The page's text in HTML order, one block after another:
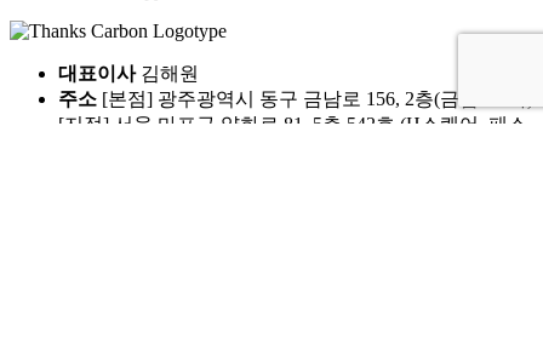
문의전화 010-5354-5272
사업자 번호806-88-02286
© 2025 THANKS CARBON